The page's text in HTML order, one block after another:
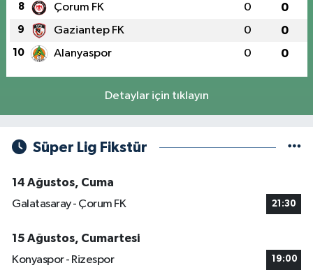
8 Çorum FK 0 0
9 Gaziantep FK 0 0
10 Alanyaspor 0 0
Detaylar için tıklayın
Süper Lig Fikstür
14 Ağustos, Cuma
Galatasaray - Çorum FK
21:30
15 Ağustos, Cumartesi
Konyaspor - Rizespor
19:00